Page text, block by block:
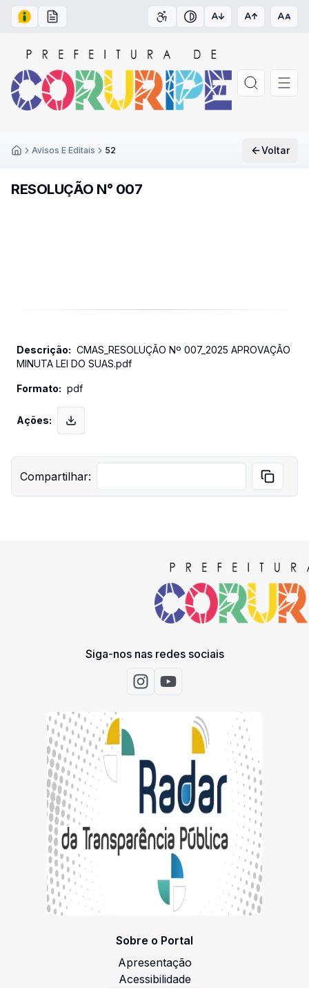
Acesso à Informação
Carta de Serviços Acessibilidade
Contraste
Avisos E Editais 52 Voltar
RESOLUÇÃO N° 007
CMAS_RESOLUÇÃO Nº 007_2025 APROVAÇÃO
MINUTA LEI DO SUAS.pdf
pdf
Compartilhar:
Siga-nos nas redes sociais
Acessar Instagram
Acessar Youtube
Sobre o Portal
Apresentação
Acessibilidade